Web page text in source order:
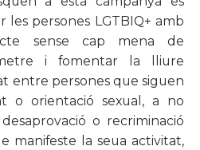
persones LGTBIQ+ amb
sense cap mena de
i fomentar la lliure
entre persones que siguen
o orientació sexual, a no
o recriminació
manifeste la seua activitat,